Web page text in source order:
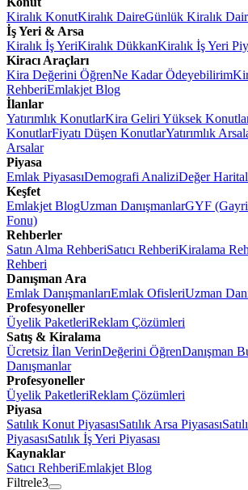
Kiralık KonutKiralık DaireGünlük Kiralık
İş Yeri & Arsa
Kiralık İş YeriKiralık DükkanKiralık İş Yeri
Kiracı Araçları
Kira Değerini ÖğrenNe Kadar Ödeyebilirim
RehberiEmlakjet Blog
İlanlar
Yatırımlık KonutlarKira Geliri Yüksek
KonutlarFiyatı Düşen KonutlarYatırımlık
Arsalar
Piyasa
Emlak PiyasasıDemografi AnaliziDeğer
Keşfet
Emlakjet BlogUzman DanışmanlarGYF
Fonu)
Rehberler
Satın Alma RehberiSatıcı RehberiKiralama
Rehberi
Danışman Ara
Emlak DanışmanlarıEmlak OfisleriUzman
Profesyoneller
Üyelik PaketleriReklam Çözümleri
Satış & Kiralama
Ücretsiz İlan VerinDeğerini ÖğrenDanışman
Danışmanlar
Profesyoneller
Üyelik PaketleriReklam Çözümleri
Piyasa
Satılık Konut PiyasasıSatılık Arsa Piyasası
PiyasasıSatılık İş Yeri Piyasası
Kaynaklar
Satıcı RehberiEmlakjet Blog
Filtrele3